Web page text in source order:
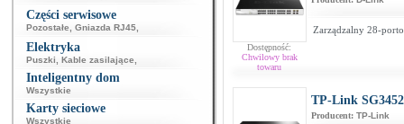
Części serwisowe
Pozostałe Gniazda RJ45
Elektryka
Puszki Kable zasilające
Inteligentny dom
Wszystkie
Karty sieciowe
Wszystkie
Dostępność:
Chwilowy brak
towaru
Zarządzalny 28-
TP-Link
Producent: TP-Link